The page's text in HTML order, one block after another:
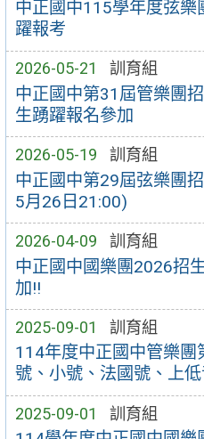
中正國中115學年度弦
躍報考
2026-05-21 訓育組
中正國中第31屆管樂團
生踴躍報名參加
2026-05-19 訓育組
中正國中第29屆弦樂團
5月26日21:00)
2026-04-09 訓育組
中正國中國樂團2026招
加!!
2025-09-01 訓育組
114年度中正國中管樂團
號、小號、法國號、上
2025-09-01 訓育組